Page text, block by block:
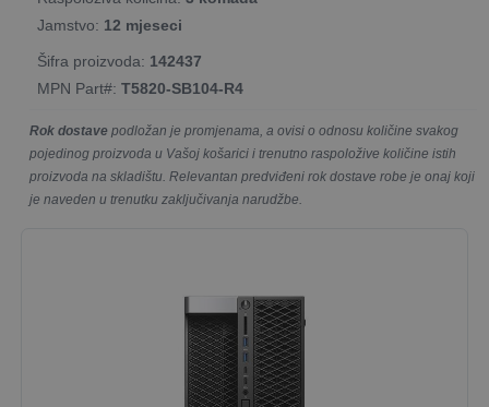
Jamstvo: 12 mjeseci
Šifra proizvoda: 142437
MPN Part#: T5820-SB104-R4
Rok dostave podložan je promjenama, a ovisi o odnosu količine svakog
pojedinog proizvoda u Vašoj košarici i trenutno raspoložive količine istih
proizvoda na skladištu. Relevantan predviđeni rok dostave robe je onaj koji
je naveden u trenutku zaključivanja narudžbe.